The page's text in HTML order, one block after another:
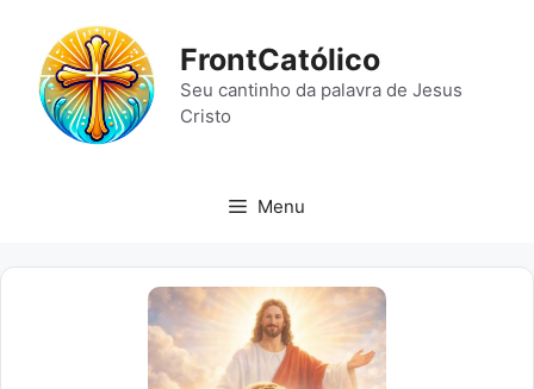
conteúdo
FrontCatólico
Seu cantinho da palavra de Jesus
Cristo
Menu